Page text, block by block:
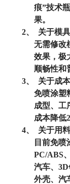
痕”技术
果。
2、 关于模具
无需修改
效果，极
顺畅性和
3、 关于成本
免喷涂塑
成型、工
成本降低
4、 关于用料
目前免喷
PC/ABS、
汽车、 3D
外壳、汽